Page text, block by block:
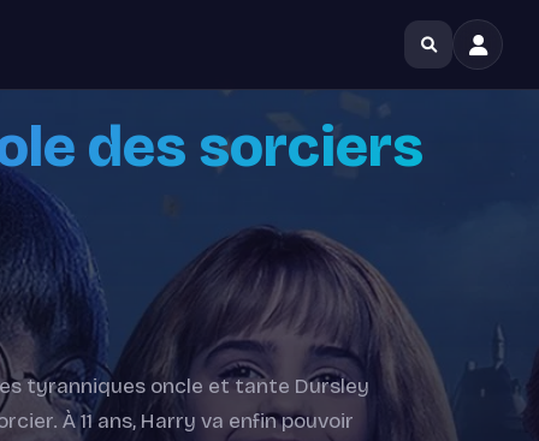
des sorciers
tyranniques oncle et tante Dursley
À 11 ans, Harry va enfin pouvoir